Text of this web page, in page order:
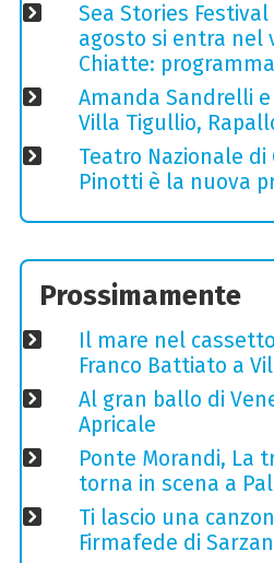
Sea Stories Festival
agosto si entra nel
Chiatte:
Amanda Sandrelli
Villa Tigullio,
Teatro Nazionale di
Pinotti è la nuova
Prossimamente
Il mare nel
Franco Battiato a
Al gran ballo di
Apricale
Ponte Morandi, La
torna in scena a
Ti lascio una
Firmafede di